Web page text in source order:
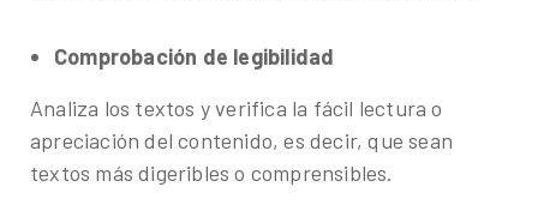
Comprobación de legibilidad
Analiza los textos y verifica la fácil lectura o
apreciación del contenido, es decir, que sean
textos más digeribles o comprensibles.